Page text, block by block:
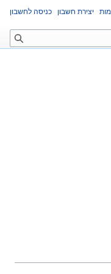
יצירת חשבון כניסה לחשבון